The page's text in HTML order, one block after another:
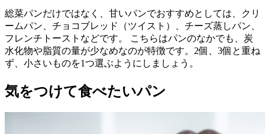
総菜パンだけではなく、甘いパンでおすすめとしては、クリ
ームパン、チョコブレッド（ツイスト）、チーズ蒸しパン、
フレンチトーストなどです。 こちらはパンのなかでも、炭
水化物や脂質の量が少なめなのが特徴です。2個、3個と重ね
ず、小さいものを1つ選ぶようにしましょう。
気をつけて食べたいパン